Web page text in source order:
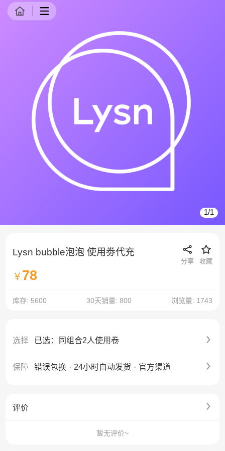
1/1
Lysn bubble泡泡 使用劵代充
分享 收藏
￥ 78
库存: 5600 30天销量: 800 浏览量: 1743
选择 已选：同组合2人使用卷
保障 错误包换 · 24小时自动发货 · 官方渠道
评价
暂无评价~